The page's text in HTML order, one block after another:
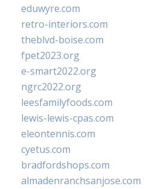
eduwyre.com
retro-interiors.com
theblvd-boise.com
fpet2023.org
e-smart2022.org
ngrc2022.org
leesfamilyfoods.com
lewis-lewis-cpas.com
eleontennis.com
cyetus.com
bradfordshops.com
almadenranchsanjose.com